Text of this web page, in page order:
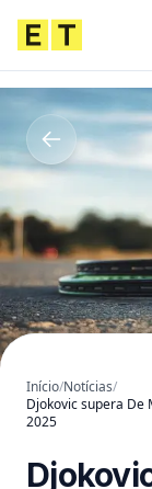
Início/Notícias/
Djokovic supera De
2025